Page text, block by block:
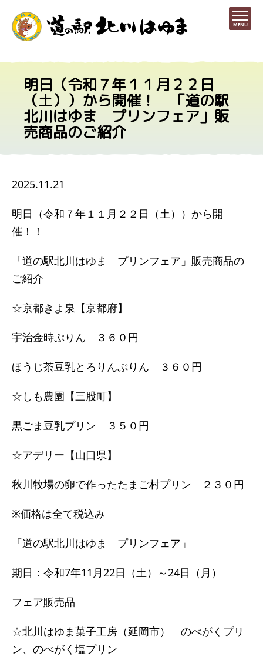
MENU
明日（令和７年１１月２２日
（土））から開催！ 「道の駅
北川はゆま プリンフェア」販
売商品のご紹介
2025.11.21
明日（令和７年１１月２２日（土））から開
催！！
「道の駅北川はゆま プリンフェア」販売商品の
ご紹介
☆京都きよ泉【京都府】
宇治金時ぷりん ３６０円
ほうじ茶豆乳とろりんぷりん ３６０円
☆しも農園【三股町】
黒ごま豆乳プリン ３５０円
☆アデリー【山口県】
秋川牧場の卵で作ったたまご村プリン ２３０円
※価格は全て税込み
「道の駅北川はゆま プリンフェア」
期日：令和7年11月22日（土）～24日（月）
フェア販売品
☆北川はゆま菓子工房（延岡市） のべがくプリ
ン、のべがく塩プリン